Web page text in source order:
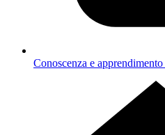
Conoscenza e apprendimento